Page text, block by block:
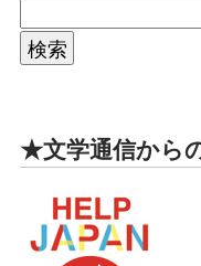
★文学通信から